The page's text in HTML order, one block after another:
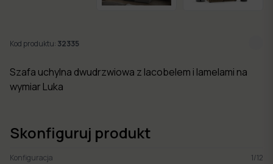
Kod produktu: 32335
Szafa uchylna dwudrzwiowa z lacobelem i lamelami na
wymiar Luka
Skonfiguruj produkt
Konfiguracja 1/12